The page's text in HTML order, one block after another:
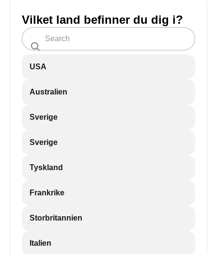
Vilket land befinner du dig i?
USA
Australien
Sverige
Sverige
Tyskland
Frankrike
Storbritannien
Italien